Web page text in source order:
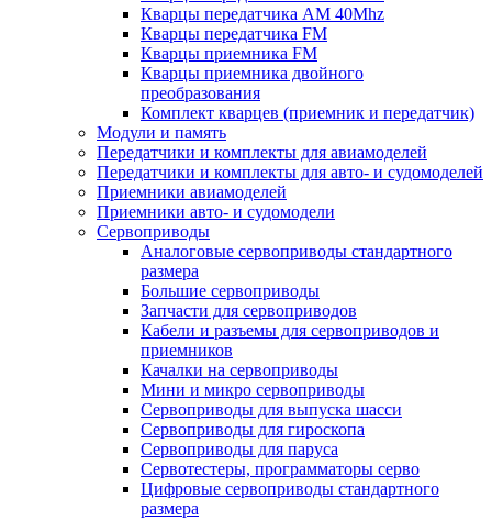
Кварцы передатчика AM 40Mhz
Кварцы передатчика FM
Кварцы приемника FM
Кварцы приемника двойного
преобразования
Комплект кварцев (приемник и передатчик)
Модули и память
Передатчики и комплекты для авиамоделей
Передатчики и комплекты для авто- и судомоделей
Приемники авиамоделей
Приемники авто- и судомодели
Сервоприводы
Аналоговые сервоприводы стандартного
размера
Большие сервоприводы
Запчасти для сервоприводов
Кабели и разъемы для сервоприводов и
приемников
Качалки на сервоприводы
Мини и микро сервоприводы
Сервоприводы для выпуска шасси
Сервоприводы для гироскопа
Сервоприводы для паруса
Сервотестеры, программаторы серво
Цифровые сервоприводы стандартного
размера